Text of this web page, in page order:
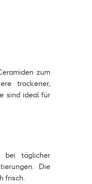
zum
trockener,
sind ideal für
bei täglicher
Die
frisch.